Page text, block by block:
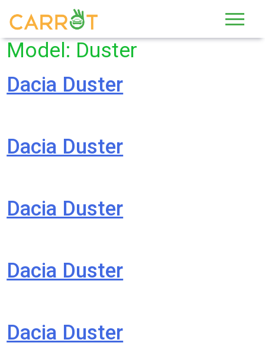
Model: Duster
Dacia Duster
Dacia Duster
Dacia Duster
Dacia Duster
Dacia Duster